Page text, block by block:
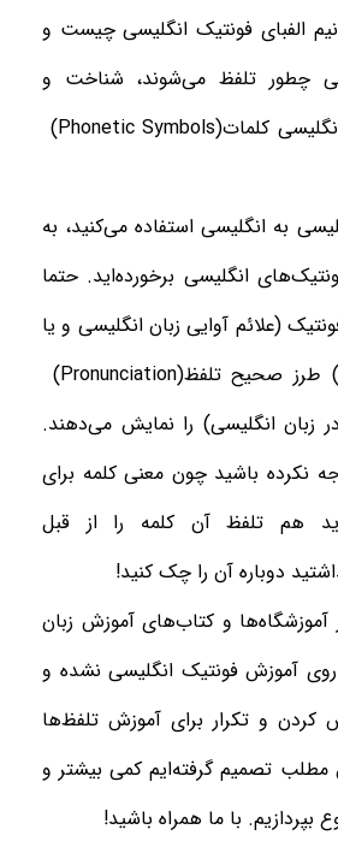
الفبای فونتیک انگلیسی چیست و
چطور تلفظ می‌شوند، شناخت و
کلمات(Phonetic Symbols)
به انگلیسی استفاده می‌کنید، به
انگلیسی برخورده‌اید. حتما
(علائم آوایی زبان انگلیسی و یا
طرز صحیح تلفظ(Pronunciation)
زبان انگلیسی) را نمایش می‌دهند.
نکرده باشید چون معنی کلمه برای
هم تلفظ آن کلمه را از قبل
دوباره آن را چک کنید!
آموزشگاه‌ها و کتاب‌های آموزش زبان
روی آموزش فونتیک انگلیسی نشده و
و تکرار برای آموزش تلفظ‌ها
مطلب تصمیم گرفته‌ایم کمی بیشتر و
با ما همراه باشید!